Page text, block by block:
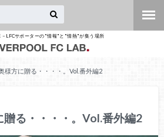
– LFCサポーターの"情報"と"情熱"が集う場所
様方に贈る・・・・。Vol.番外編2
贈る・・・・。Vol.番外編2